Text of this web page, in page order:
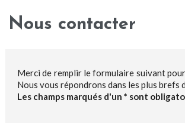
Nous contacter
Merci de remplir le formulaire suivant
Nous vous répondrons dans les plus brefs
Les champs marqués d'un * sont